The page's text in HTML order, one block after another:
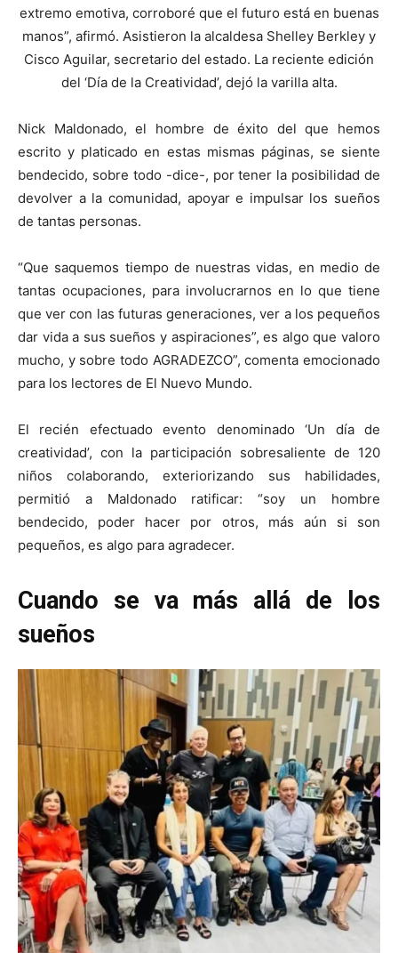
extremo emotiva, corroboré que el futuro está en buenas
manos”, afirmó. Asistieron la alcaldesa Shelley Berkley y
Cisco Aguilar, secretario del estado. La reciente edición
del ‘Día de la Creatividad’, dejó la varilla alta.
Nick Maldonado, el hombre de éxito del que hemos
escrito y platicado en estas mismas páginas, se siente
bendecido, sobre todo -dice-, por tener la posibilidad de
devolver a la comunidad, apoyar e impulsar los sueños
de tantas personas.
“Que saquemos tiempo de nuestras vidas, en medio de
tantas ocupaciones, para involucrarnos en lo que tiene
que ver con las futuras generaciones, ver a los pequeños
dar vida a sus sueños y aspiraciones”, es algo que valoro
mucho, y sobre todo AGRADEZCO”, comenta emocionado
para los lectores de El Nuevo Mundo.
El recién efectuado evento denominado ‘Un día de
creatividad’, con la participación sobresaliente de 120
niños colaborando, exteriorizando sus habilidades,
permitió a Maldonado ratificar: “soy un hombre
bendecido, poder hacer por otros, más aún si son
pequeños, es algo para agradecer.
Cuando se va más allá de los
sueños